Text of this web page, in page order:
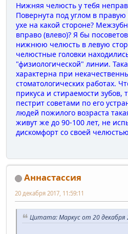
Нижняя челюсть у тебя
Повернута под углом в правую
ухе на какой стороне?
вправо (влево)? Я бы
нижнюю челюсть в левую
челюстные головки
"физиологической" линии.
характерна при
стоматологических работах.
прикуса и стираемости зубов,
пестрит советами по его
людей пожилого возраста
живут же до 90-100 лет, не
дискомфорт со своей
Аннастассия
20 декабря 2017, 11:59:11
Цитата: Маркус от 20 декабря